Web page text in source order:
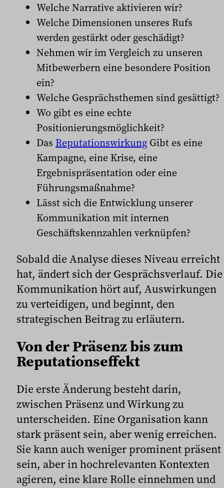
Welche Narrative aktivieren wir?
Welche Dimensionen unseres Rufs
werden gestärkt oder geschädigt?
Nehmen wir im Vergleich zu unseren
Mitbewerbern eine besondere Position
ein?
Welche Gesprächsthemen sind gesättigt?
Wo gibt es eine echte
Positionierungsmöglichkeit?
Das Reputationswirkung Gibt es eine
Kampagne, eine Krise, eine
Ergebnispräsentation oder eine
Führungsmaßnahme?
Lässt sich die Entwicklung unserer
Kommunikation mit internen
Geschäftskennzahlen verknüpfen?
Sobald die Analyse dieses Niveau erreicht
hat, ändert sich der Gesprächsverlauf. Die
Kommunikation hört auf, Auswirkungen
zu verteidigen, und beginnt, den
strategischen Beitrag zu erläutern.
Von der Präsenz bis zum
Reputationseffekt
Die erste Änderung besteht darin,
zwischen Präsenz und Wirkung zu
unterscheiden. Eine Organisation kann
stark präsent sein, aber wenig erreichen.
Sie kann auch weniger prominent präsent
sein, aber in hochrelevanten Kontexten
agieren, eine klare Rolle einnehmen und